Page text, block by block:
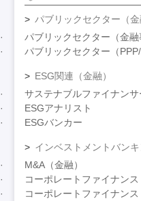
パブリックセクター（金
パブリックセクター（金融
パブリックセクター（PPP/
ESG関連（金融）
サステナブルファイナン
ESGアナリスト
ESGバンカー
インベストメントバン
M&A（金融）
コーポレートファイナンス
コーポレートファイナンス